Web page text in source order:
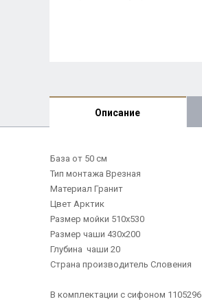
Описание
База от 50 см
Тип монтажа Врезная
Материал Гранит
Цвет Арктик
Размер мойки 510х530
Размер чаши 430х200
Глубина чаши 20
Страна производитель Словения
В комплектации с сифоном 1105296